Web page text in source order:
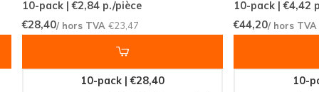
ENERGY Skiddler et découvrez une nouvelle façon de
booster votre énergie. Profitez de notre livraison
rapide et fiable pour recevoir vos produits
directement chez vous.
10-pack | €2,84 p./pièce
€28,40/ hors TVA€23,47
10-pack | €28,40
10-pack | €4,42
€44,20/ hors
10-